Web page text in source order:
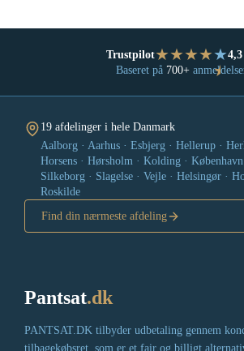
Trustpilot★★★★★
★
Baseret på 700+
19 afdelinger i hele Danmark
Aalborg · Aarhus · Esbjerg · Hellerup ·
Horsens · Hørsholm · Kolding · København
Silkeborg · Slagelse · Vejle · Helsingør ·
Roskilde
Find din nærmeste afdeling
Pantsat.dk
PANTSAT.DK tilbyder udbetaling gennem
tilbagekøbsret, som er et fair og billigt